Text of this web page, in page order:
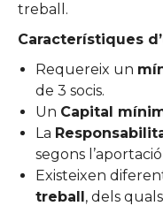
treball.
Característiques
Requereix un
de 3 socis.
Un Capital
La
segons
Existeixen
treball, dels